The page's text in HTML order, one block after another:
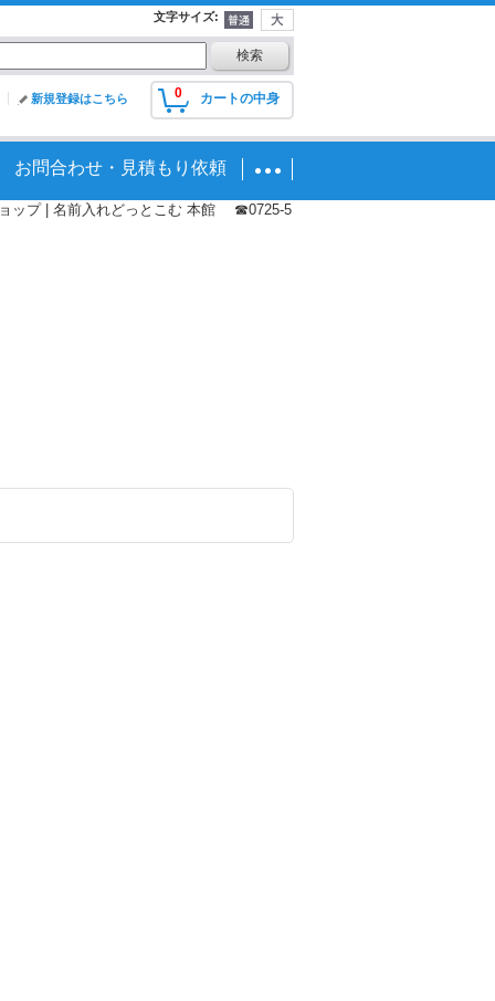
文字サイズ:
0 カートの中身
新規登録はこちら
お問合わせ・見積もり依頼
ョップ | 名前入れどっとこむ 本館 ☎0725-5